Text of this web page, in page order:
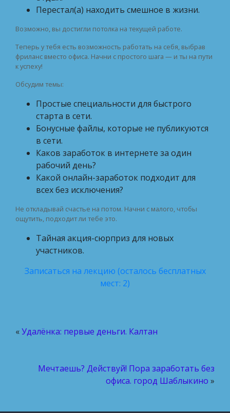
Перестал(а) находить смешное в жизни.
Возможно, вы достигли потолка на текущей работе.
Теперь у тебя есть возможность работать на себя, выбрав
фриланс вместо офиса. Начни с простого шага — и ты на пути
к успеху!
Обсудим темы:
Простые специальности для быстрого
старта в сети.
Бонусные файлы, которые не публикуются
в сети.
Каков заработок в интернете за один
рабочий день?
Какой онлайн-заработок подходит для
всех без исключения?
Не откладывай счастье на потом. Начни с малого, чтобы
ощутить, подходит ли тебе это.
Тайная акция-сюрприз для новых
участников.
Записаться на лекцию (осталось бесплатных
мест: 2)
«Удалёнка: первые деньги. Калтан
Мечтаешь? Действуй! Пора заработать без
офиса. город Шаблыкино »